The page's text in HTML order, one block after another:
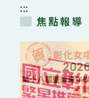
:::
焦點報導